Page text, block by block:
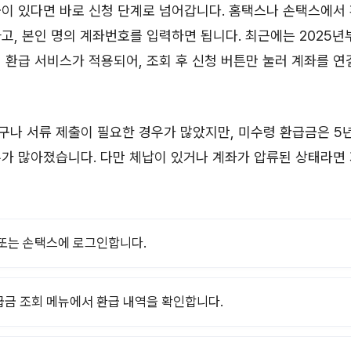
있다면 바로 신청 단계로 넘어갑니다. 홈택스나 손택스에서
, 본인 명의 계좌번호를 입력하면 됩니다. 최근에는 2025년
환급 서비스가 적용되어, 조회 후 신청 버튼만 눌러 계좌를 연
나 서류 제출이 필요한 경우가 많았지만, 미수령 환급금은 5
많아졌습니다. 다만 체납이 있거나 계좌가 압류된 상태라면
는 손택스에 로그인합니다.
금 조회 메뉴에서 환급 내역을 확인합니다.